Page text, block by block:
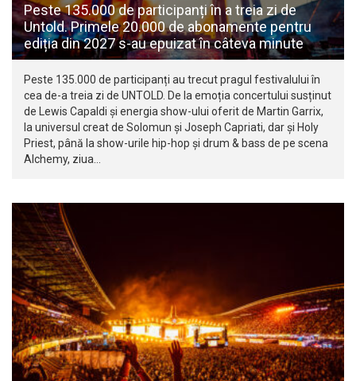
Peste 135.000 de participanți în a treia zi de
Untold. Primele 20.000 de abonamente pentru
ediția din 2027 s-au epuizat în câteva minute
Peste 135.000 de participanți au trecut pragul festivalului în
cea de-a treia zi de UNTOLD. De la emoția concertului susținut
de Lewis Capaldi și energia show-ului oferit de Martin Garrix,
la universul creat de Solomun și Joseph Capriati, dar și Holy
Priest, până la show-urile hip-hop și drum & bass de pe scena
Alchemy, ziua…